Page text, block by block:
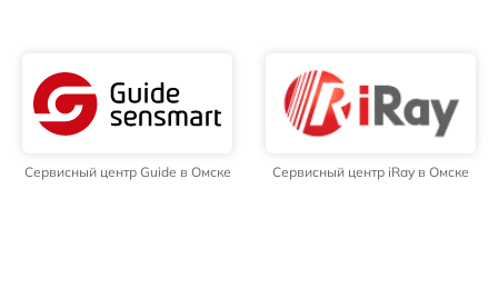
Сервисный центр Guide в Омске Сервисный центр iRay в Омске